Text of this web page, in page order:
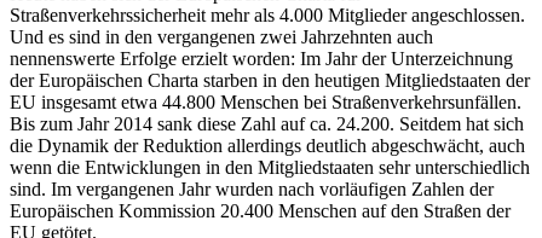
Straßenverkehrssicherheit mehr als 4.000 Mitglieder angeschlossen.
Und es sind in den vergangenen zwei Jahrzehnten auch
nennenswerte Erfolge erzielt worden: Im Jahr der Unterzeichnung
der Europäischen Charta starben in den heutigen Mitgliedstaaten der
EU insgesamt etwa 44.800 Menschen bei Straßenverkehrsunfällen.
Bis zum Jahr 2014 sank diese Zahl auf ca. 24.200. Seitdem hat sich
die Dynamik der Reduktion allerdings deutlich abgeschwächt, auch
wenn die Entwicklungen in den Mitgliedstaaten sehr unterschiedlich
sind. Im vergangenen Jahr wurden nach vorläufigen Zahlen der
Europäischen Kommission 20.400 Menschen auf den Straßen der
EU getötet.